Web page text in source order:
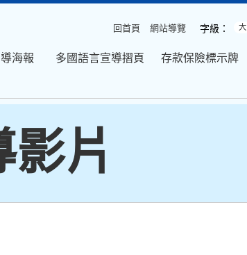
回首頁 網站導覽 字級： 大
海報 多國語言宣導摺頁 存款保險標示牌
影片